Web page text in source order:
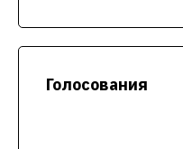
Голосования